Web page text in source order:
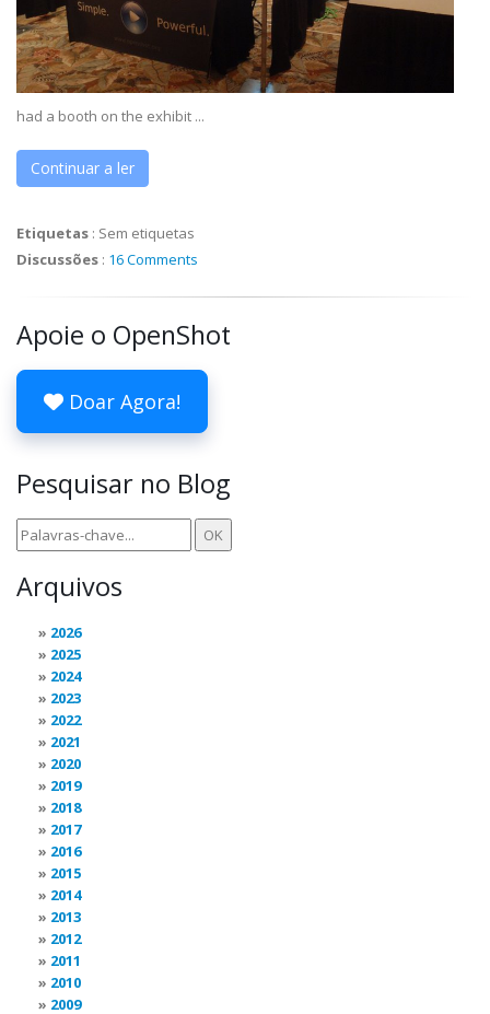
had a booth on the exhibit ...
Continuar a ler
Etiquetas : Sem etiquetas
Discussões : 16 Comments
Apoie o OpenShot
Doar Agora!
Pesquisar no Blog
Arquivos
2026
2025
2024
2023
2022
2021
2020
2019
2018
2017
2016
2015
2014
2013
2012
2011
2010
2009